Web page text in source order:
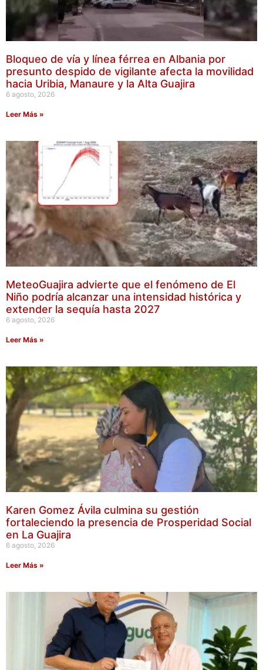
Bloqueo de vía y línea férrea en Albania por
presunto despido de vigilante afecta la movilidad
hacia Uribia, Manaure y la Alta Guajira
6 agosto, 2026
Leer Más »
MeteoGuajira advierte que el fenómeno de El
Niño podría alcanzar una intensidad histórica y
extender la sequía hasta 2027
6 agosto, 2026
Leer Más »
Karen Gomez Ávila culmina su gestión
fortaleciendo la presencia de Prosperidad Social
en La Guajira
6 agosto, 2026
Leer Más »